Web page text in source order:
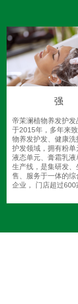
强
帝茉澜植物养发护发
于2015年，多年来
物养发护发、健康洗
护发领域，拥有粉单
液态单元、膏霜乳液
生产线，是集研发、
售、服务于一体的综
企业， 门店超过600